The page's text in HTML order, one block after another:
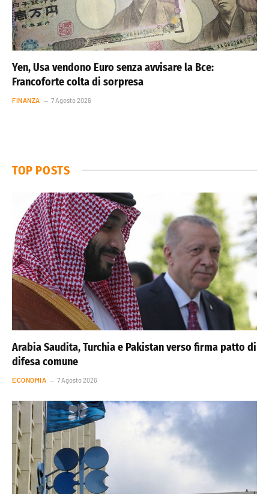
Yen, Usa vendono Euro senza avvisare la Bce:
Francoforte colta di sorpresa
FINANZA 7 Agosto 2026
TOP POSTS
Arabia Saudita, Turchia e Pakistan verso firma patto di
difesa comune
ECONOMIA 7 Agosto 2026